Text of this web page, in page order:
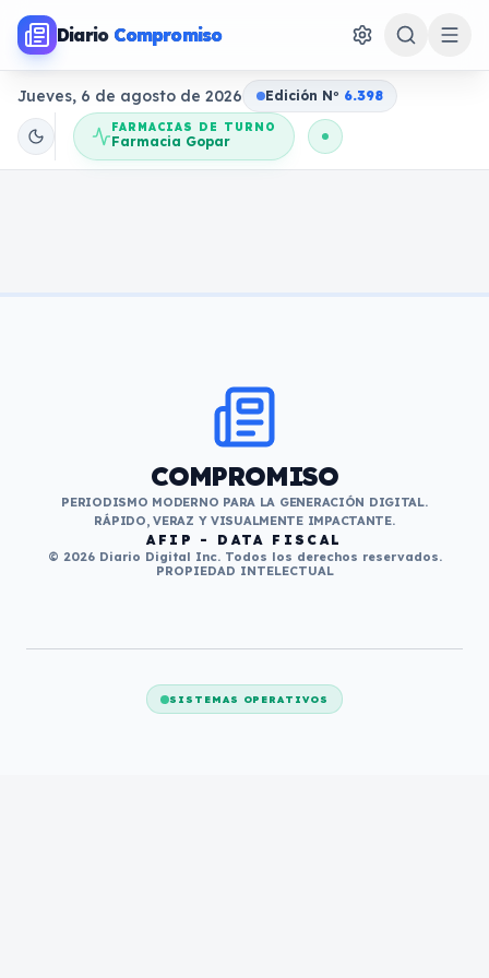
Diario Compromiso
Jueves, 6 de agosto de 2026 Edición No 6.398
FARMACIAS DE TURNO
Farmacia Gopar
COMPROMISO
PERIODISMO MODERNO PARA LA GENERACIÓN DIGITAL.
RÁPIDO, VERAZ Y VISUALMENTE IMPACTANTE.
AFIP - DATA FISCAL
© 2026 Diario Digital Inc. Todos los derechos reservados.
PROPIEDAD INTELECTUAL
SISTEMAS OPERATIVOS